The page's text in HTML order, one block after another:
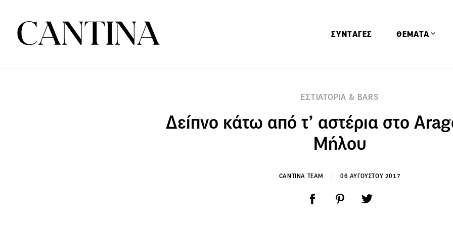
ΣΥΝΤΑΓΕΣ ΘΕΜΑΤΑ
Ειδήσεις
ΕΣΤΙΑΤΟΡΙΑ & BARS
Δείπνο κάτω από τ’ αστέρια στο
Μήλου
CANTINA TEAM 06 ΑΥΓΟΥΣΤΟΥ 2017